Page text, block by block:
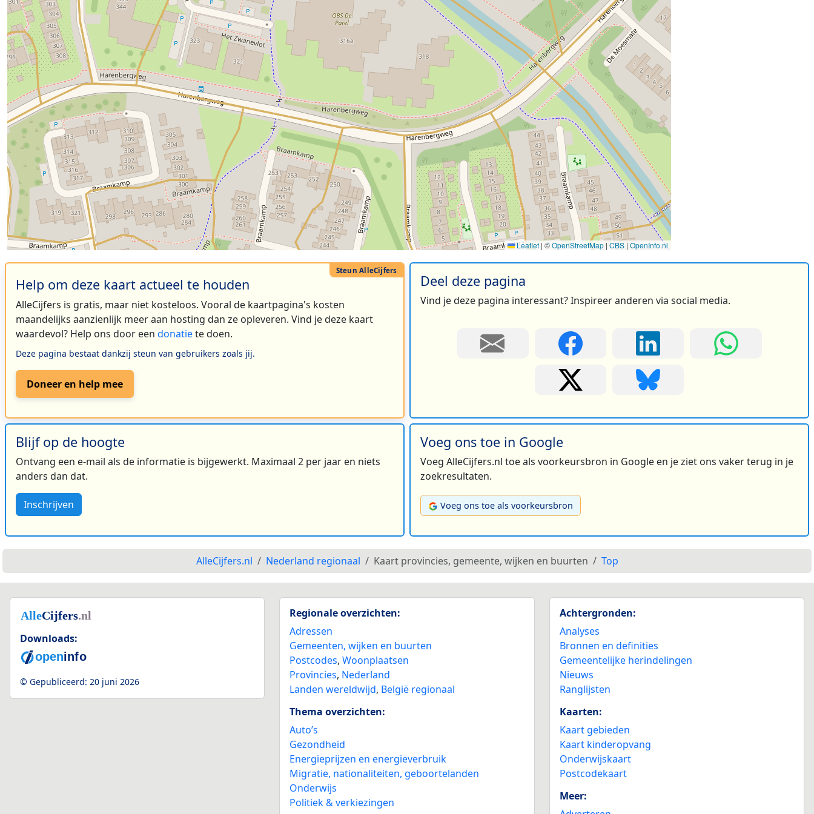
Leaflet | ©OpenStreetMap | CBS | OpenInfo.nl
Help om deze kaart actueel te houden
AlleCijfers is gratis, maar niet kosteloos. Vooral de kaartpagina's kosten
maandelijks aanzienlijk meer aan hosting dan ze opleveren. Vind je deze kaart
waardevol? Help ons door een donatiete doen.
Deze pagina bestaat dankzij steun van gebruikers zoals jij.
Doneer en help mee
Deel deze pagina
Vind je deze pagina interessant? Inspireer anderen via social media.
Blijf op de hoogte
Ontvang een e-mail als de informatie is bijgewerkt. Maximaal 2 per jaar en niets
anders dan dat.
Inschrijven
Voeg ons toe in Google
Voeg AlleCijfers.nl toe als voorkeursbron in Google en je ziet ons vaker terug in je
zoekresultaten.
Voeg ons toe als voorkeursbron
AlleCijfers.nl Nederland regionaal Kaart provincies, gemeente, wijken en buurten Top
Downloads:
© Gepubliceerd: 20 juni 2026
Regionale overzichten:
Adressen
Gemeenten, wijken en buurten
Postcodes,Woonplaatsen
Provincies, Nederland
Landen wereldwijd, België regionaal
Thema overzichten:
Auto’s
Gezondheid
Energieprijzen en energieverbruik
Migratie, nationaliteiten, geboortelanden
Onderwijs
Politiek & verkiezingen
Achtergronden:
Analyses
Bronnen en definities
Gemeentelijke herindelingen
Nieuws
Ranglijsten
Kaarten:
Kaart gebieden
Kaart kinderopvang
Onderwijskaart
Postcodekaart
Meer: